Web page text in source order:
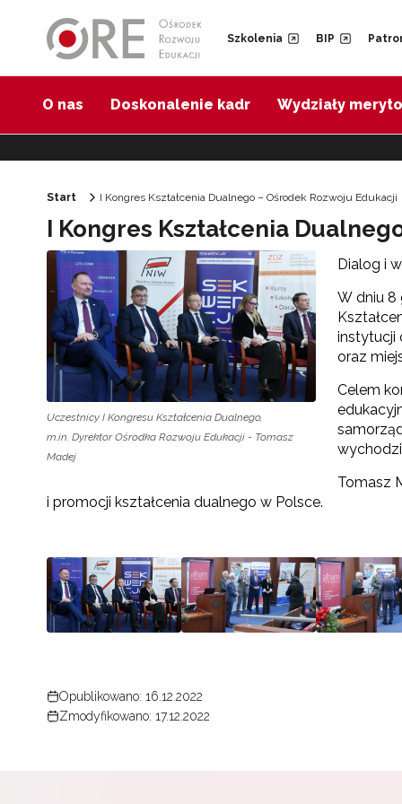
Szkolenia BIP
O nas Doskonalenie kadr Wydziały
Start I Kongres Kształcenia Dualnego – Ośrodek Rozwoju Edukacji
I Kongres Kształcenia
Uczestnicy I Kongresu Kształcenia Dualnego,
m.in. Dyrektor Ośrodka Rozwoju Edukacji - Tomasz
Madej
Dialog i
W dniu 8
instytucji
oraz
Celem
Tomasz
i promocji kształcenia dualnego w Polsce.
Opublikowano: 16.12.2022
Zmodyfikowano: 17.12.2022